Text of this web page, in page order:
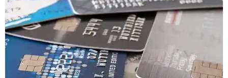
CONCILIADOR DE CARTÃO DE CREDITO
CONCILIADOR DE CARTÕES
CONCILIADOR FINANCEIRO
CONCILIADORA DE CARTAO DE CREDITO
CONCILIAR CARTÕES DE CRÉDITO